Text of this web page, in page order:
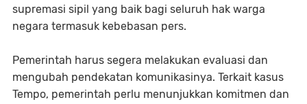
supremasi sipil yang baik bagi seluruh hak warga
negara termasuk kebebasan pers.
Pemerintah harus segera melakukan evaluasi dan
mengubah pendekatan komunikasinya. Terkait kasus
Tempo, pemerintah perlu menunjukkan komitmen dan